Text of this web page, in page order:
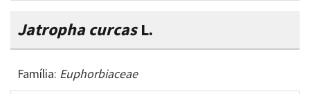
Jatropha curcasL.
Família: Euphorbiaceae